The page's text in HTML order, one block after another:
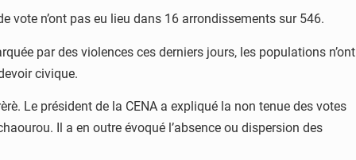
vote n’ont pas eu lieu dans 16 arrondissements sur 546.
par des violences ces derniers jours, les populations n’ont
civique.
Le président de la CENA a expliqué la non tenue des votes
Il a en outre évoqué l’absence ou dispersion des